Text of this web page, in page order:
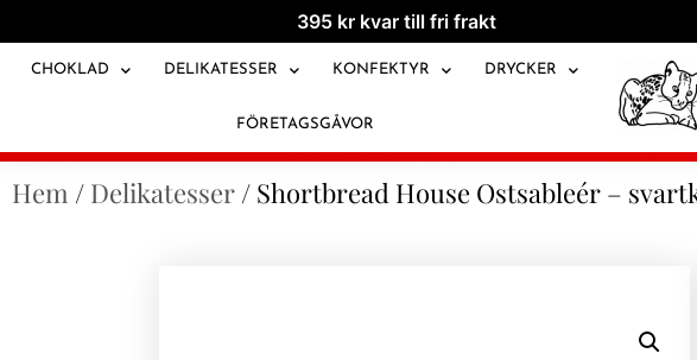
395 kr kvar till fri frakt
CHOKLAD DELIKATESSER KONFEKTYR DRYCKER
FÖRETAGSGÅVOR
Hem / Delikatesser / Shortbread House Ostsableér –